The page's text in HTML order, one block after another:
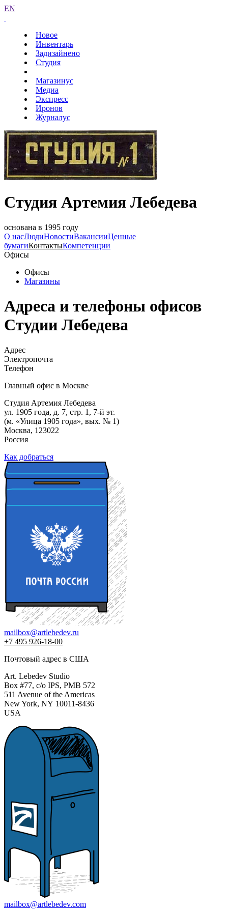
EN
Новое
Инвентарь
Задизайнено
Студия
Магазинус
Медиа
Экспресс
Иронов
Журналус
Студия Артемия Лебедева
основана в 1995 году
О насЛюдиНовостиВакансииЦенные
бумагиКонтактыКомпетенции
Офисы
Офисы
Магазины
Адреса и телефоны офисов
Студии Лебедева
Адрес
Электропочта
Телефон
Главный офис в Москве
Студия Артемия Лебедева
ул. 1905 года, д. 7, стр. 1, 7-й эт.
(м. «Улица 1905 года», вых. № 1)
Москва, 123022
Россия
Как добраться
mailbox@artlebedev.ru
+7 495 926-18-00
Почтовый адрес в США
Art. Lebedev Studio
Box #77, c/o IPS, PMB 572
511 Avenue of the Americas
New York, NY 10011-8436
USA
mailbox@artlebedev.com